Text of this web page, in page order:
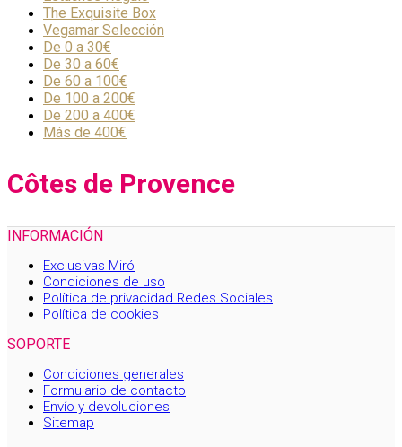
The Exquisite Box
Vegamar Selección
De 0 a 30€
De 30 a 60€
De 60 a 100€
De 100 a 200€
De 200 a 400€
Más de 400€
Côtes de Provence
INFORMACIÓN
Exclusivas Miró
Condiciones de uso
Política de privacidad Redes Sociales
Política de cookies
SOPORTE
Condiciones generales
Formulario de contacto
Envío y devoluciones
Sitemap